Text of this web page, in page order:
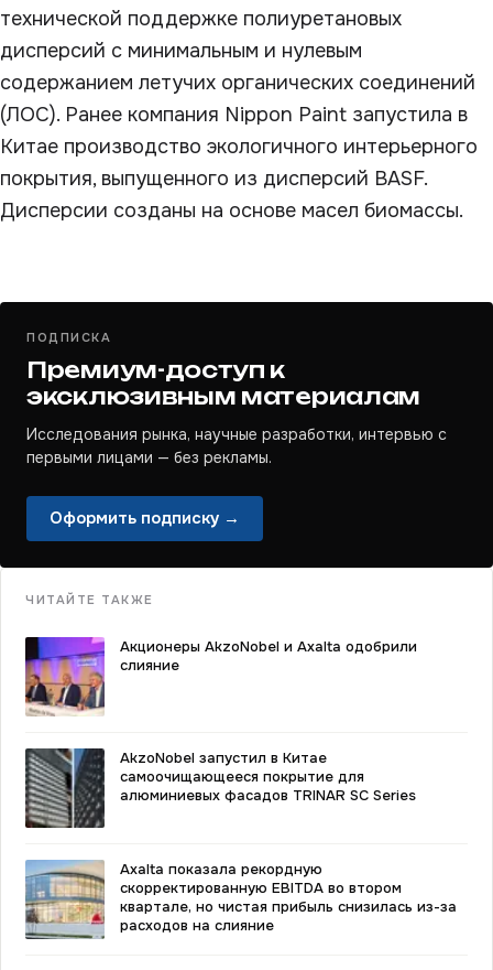
технической поддержке полиуретановых
дисперсий с минимальным и нулевым
содержанием летучих органических соединений
(ЛОС). Ранее компания Nippon Paint запустила в
Китае производство экологичного интерьерного
покрытия, выпущенного из дисперсий BASF.
Дисперсии созданы на основе масел биомассы.
ПОДПИСКА
Премиум-доступ к
эксклюзивным материалам
Исследования рынка, научные разработки, интервью с
первыми лицами — без рекламы.
Оформить подписку →
ЧИТАЙТЕ ТАКЖЕ
Акционеры AkzoNobel и Axalta одобрили
слияние
AkzoNobel запустил в Китае
самоочищающееся покрытие для
алюминиевых фасадов TRINAR SC Series
Axalta показала рекордную
скорректированную EBITDA во втором
квартале, но чистая прибыль снизилась из-за
расходов на слияние